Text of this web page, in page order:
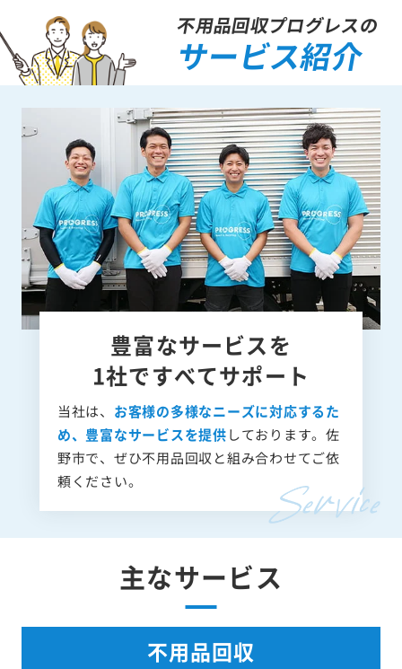
不用品回収プログレスの
サービス紹介
豊富なサービスを
1社ですべてサポート
当社は、 お客様の多様なニーズに対応するた
め、豊富なサービスを提供しております。佐
野市で、ぜひ不用品回収と組み合わせてご依
頼ください。
主なサービス
不用品回収